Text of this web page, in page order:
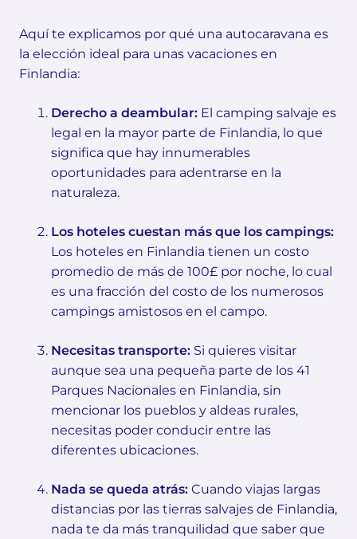
Aquí te explicamos por qué una autocaravana es
la elección ideal para unas vacaciones en
Finlandia:
Derecho a deambular: El camping salvaje es
legal en la mayor parte de Finlandia, lo que
significa que hay innumerables
oportunidades para adentrarse en la
naturaleza.
Los hoteles cuestan más que los campings:
Los hoteles en Finlandia tienen un costo
promedio de más de 100£ por noche, lo cual
es una fracción del costo de los numerosos
campings amistosos en el campo.
Necesitas transporte: Si quieres visitar
aunque sea una pequeña parte de los 41
Parques Nacionales en Finlandia, sin
mencionar los pueblos y aldeas rurales,
necesitas poder conducir entre las
diferentes ubicaciones.
Nada se queda atrás: Cuando viajas largas
distancias por las tierras salvajes de Finlandia,
nada te da más tranquilidad que saber que